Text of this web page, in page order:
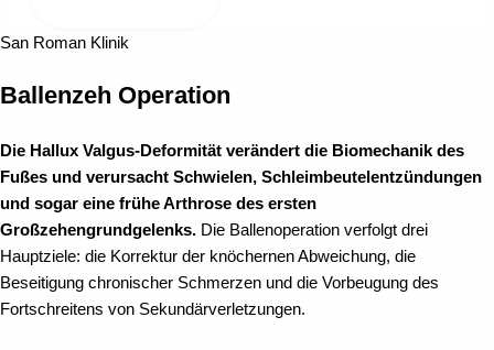
San Roman Klinik
Ballenzeh Operation
Die Hallux Valgus-Deformität verändert die Biomechanik des
Fußes und verursacht Schwielen, Schleimbeutelentzündungen
und sogar eine frühe Arthrose des ersten
Großzehengrundgelenks. Die Ballenoperation verfolgt drei
Hauptziele: die Korrektur der knöchernen Abweichung, die
Beseitigung chronischer Schmerzen und die Vorbeugung des
Fortschreitens von Sekundärverletzungen.